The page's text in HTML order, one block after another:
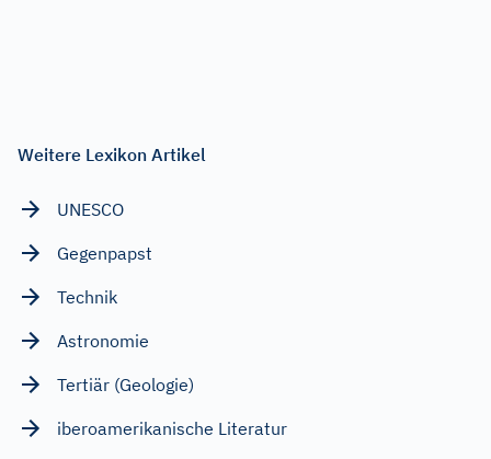
Weitere Lexikon Artikel
UNESCO
Gegenpapst
Technik
Astronomie
Tertiär (Geologie)
iberoamerikanische Literatur